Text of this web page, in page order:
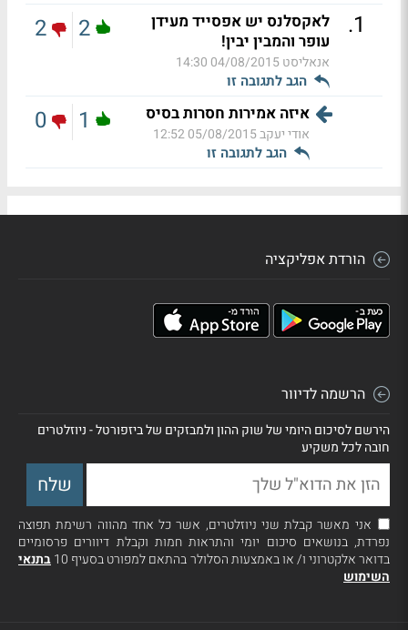
1
.
לאקסלנס יש אפסייד מעידן
עופר והמבין יבין!
אנאליסט04/08/2015 14:30
הגב לתגובה זו
2
2
איזה אמירות חסרות בסיס
אודי יעקב05/08/2015 12:52
הגב לתגובה זו
1
0
הורדת אפליקציה
הרשמה לדיוור
הירשם לסיכום היומי של שוק ההון ולמבזקים של ביזפורטל - ניוזלטרים
חובה לכל משקיע
אני מאשר קבלת שני ניוזלטרים, אשר כל אחד מהווה רשימת תפוצה
נפרדת, בנושאים סיכום יומי והתראות חמות וקבלת דיוורים פרסומיים
בדואר אלקטרוני ו/ או באמצעות הסלולר בהתאם למפורט בסעיף 10
בתנאי
השימוש